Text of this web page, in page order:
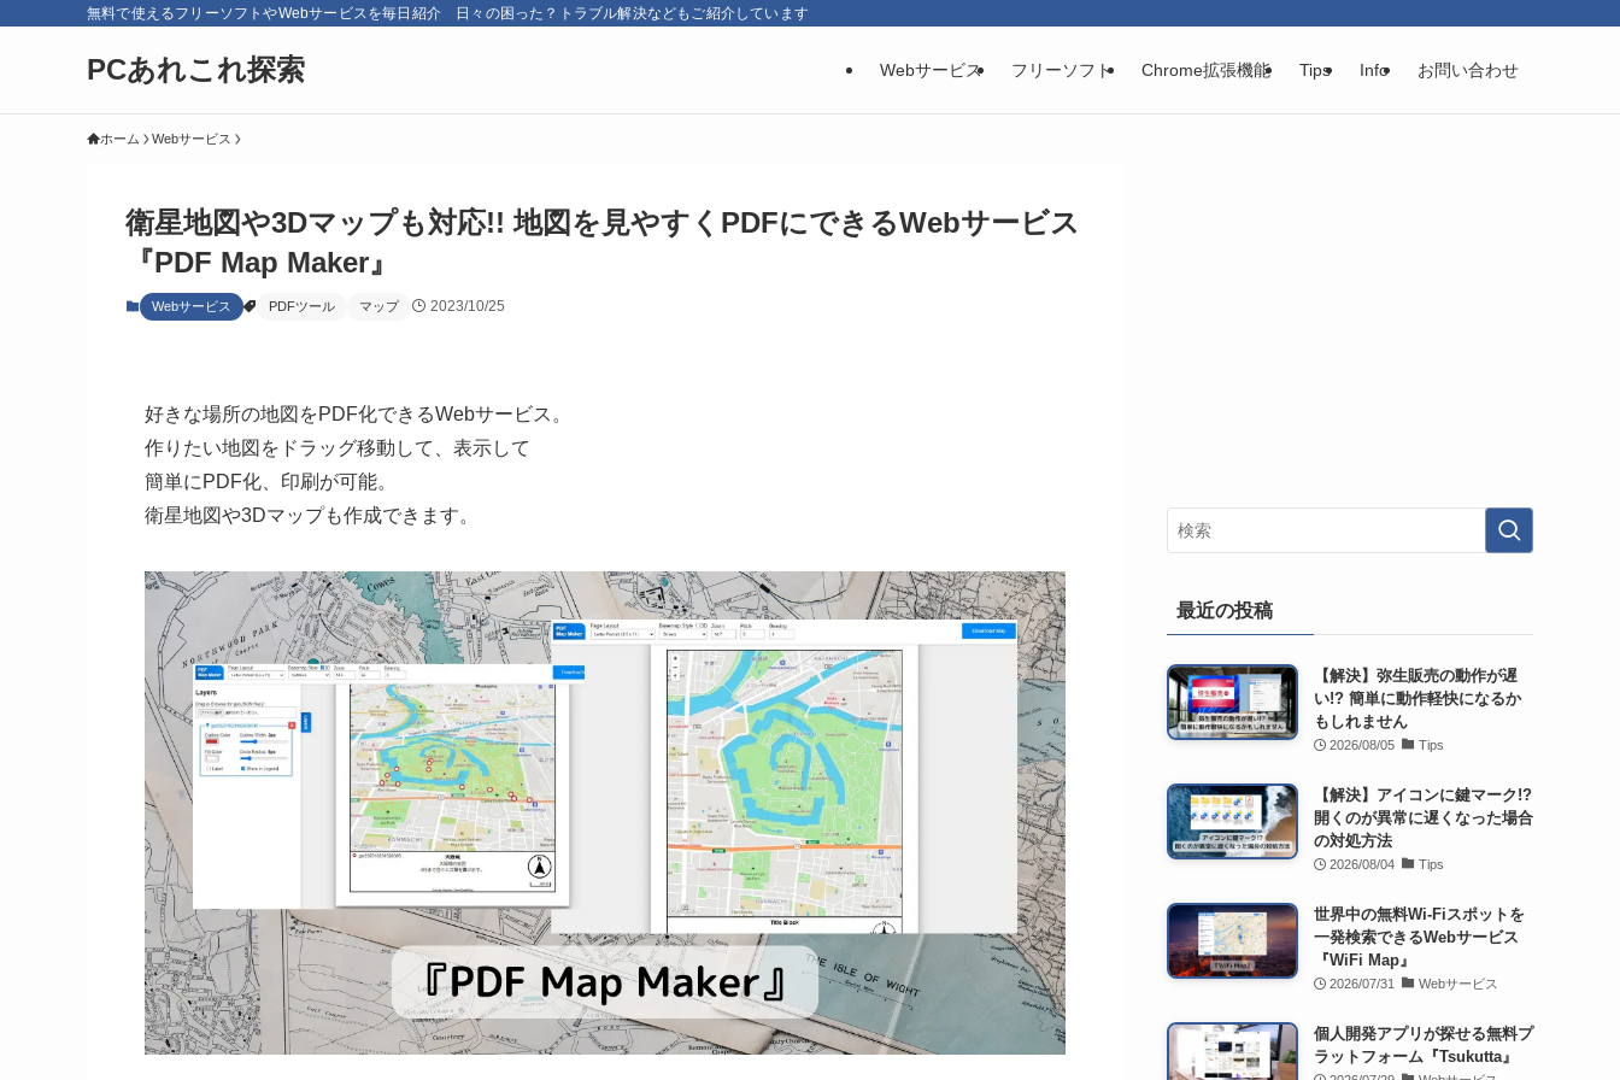
無料で使えるフリーソフトやWebサービスを毎日紹介 日々の困った？トラブル解決などもご紹介しています
PCあれこれ探索 Webサービス フリーソフト Chrome拡張機能 Tips Info お問い合わせ
ホーム Webサービス
衛星地図や3Dマップも対応!! 地図を見やすくPDFにできるWebサービス
『PDF Map Maker』
Webサービス PDFツール マップ 2023/10/25
好きな場所の地図をPDF化できるWebサービス。
作りたい地図をドラッグ移動して、表示して
簡単にPDF化、印刷が可能。
衛星地図や3Dマップも作成できます。
最近の投稿
【解決】弥生販売の動作が遅
い!? 簡単に動作軽快になるか
もしれません
2026/08/05 Tips
【解決】アイコンに鍵マーク!?
開くのが異常に遅くなった場合
の対処方法
2026/08/04 Tips
世界中の無料Wi-Fiスポットを
一発検索できるWebサービス
『WiFi Map』
2026/07/31 Webサービス
個人開発アプリが探せる無料プ
ラットフォーム『Tsukutta』